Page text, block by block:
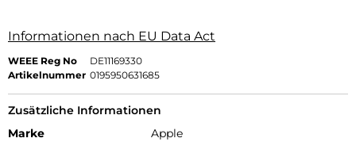
Informationen nach EU Data Act
WEEE Reg No
DE11169330
Artikelnummer 0195950631685
Zusätzliche Informationen
Marke
Apple